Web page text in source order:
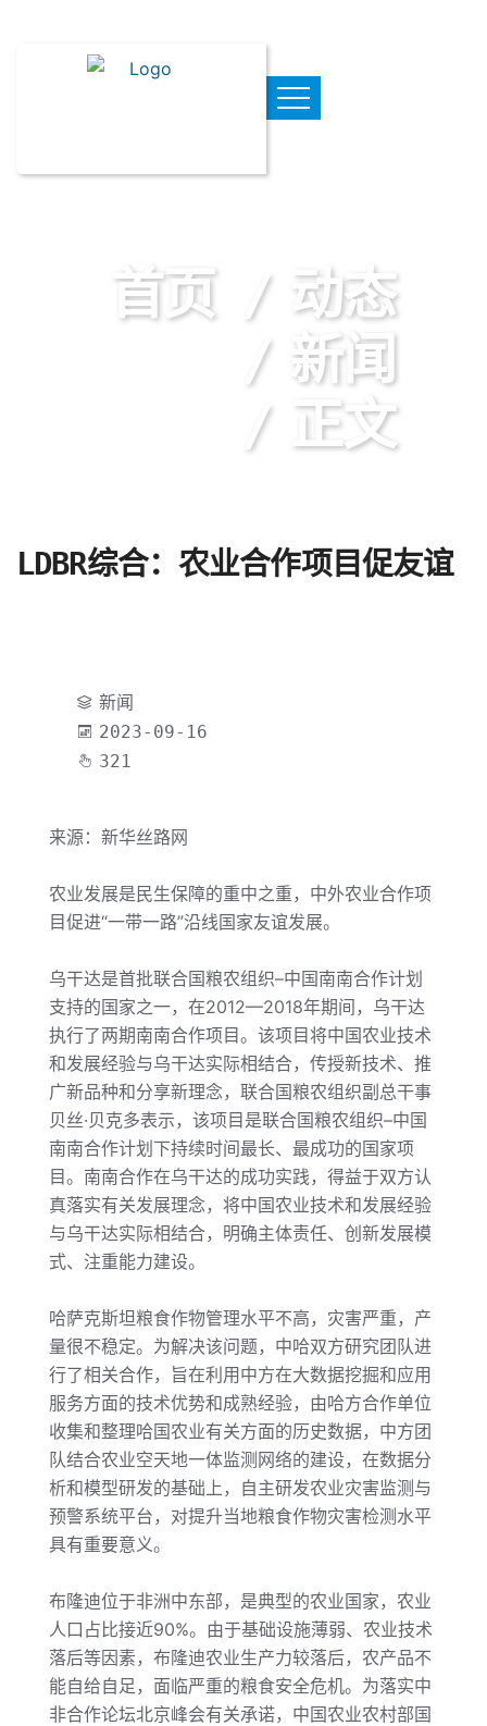
首页
动态
新闻
正文
LDBR综合：农业合作项目促友谊
新闻
2023-09-16
321
来源：新华丝路网
农业发展是民生保障的重中之重，中外农业合作项
目促进“一带一路”沿线国家友谊发展。
乌干达是首批联合国粮农组织–中国南南合作计划
支持的国家之一，在2012—2018年期间，乌干达
执行了两期南南合作项目。该项目将中国农业技术
和发展经验与乌干达实际相结合，传授新技术、推
广新品种和分享新理念，联合国粮农组织副总干事
贝丝·贝克多表示，该项目是联合国粮农组织–中国
南南合作计划下持续时间最长、最成功的国家项
目。南南合作在乌干达的成功实践，得益于双方认
真落实有关发展理念，将中国农业技术和发展经验
与乌干达实际相结合，明确主体责任、创新发展模
式、注重能力建设。
哈萨克斯坦粮食作物管理水平不高，灾害严重，产
量很不稳定。为解决该问题，中哈双方研究团队进
行了相关合作，旨在利用中方在大数据挖掘和应用
服务方面的技术优势和成熟经验，由哈方合作单位
收集和整理哈国农业有关方面的历史数据，中方团
队结合农业空天地一体监测网络的建设，在数据分
析和模型研发的基础上，自主研发农业灾害监测与
预警系统平台，对提升当地粮食作物灾害检测水平
具有重要意义。
布隆迪位于非洲中东部，是典型的农业国家，农业
人口占比接近90%。由于基础设施薄弱、农业技术
落后等因素，布隆迪农业生产力较落后，农产品不
能自给自足，面临严重的粮食安全危机。为落实中
非合作论坛北京峰会有关承诺，中国农业农村部国